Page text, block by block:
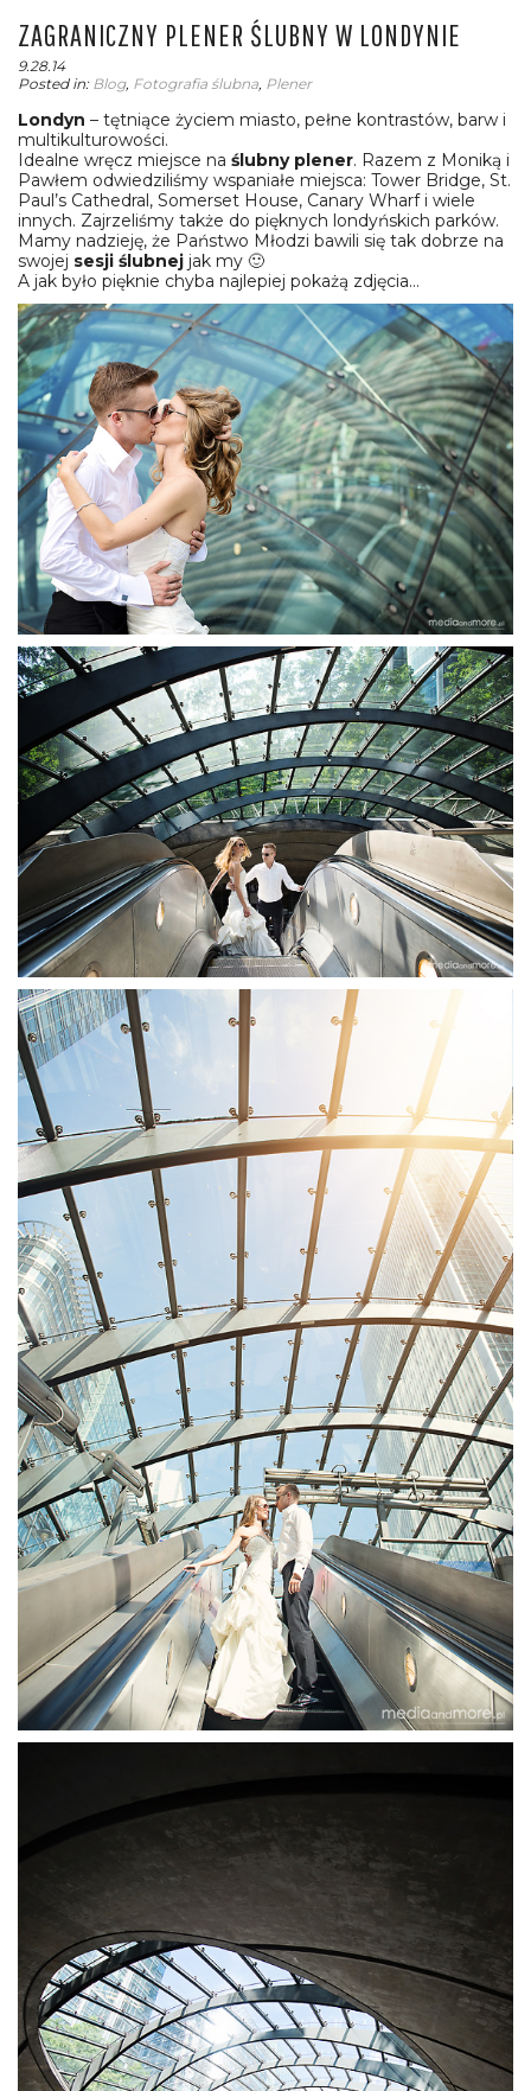
ZAGRANICZNY PLENER ŚLUBNY W LONDYNIE
9.28.14
Posted in: Blog, Fotografia ślubna, Plener
Londyn – tętniące życiem miasto, pełne kontrastów, barw i
multikulturowości.
Idealne wręcz miejsce na ślubny plener. Razem z Moniką i
Pawłem odwiedziliśmy wspaniałe miejsca: Tower Bridge, St.
Paul’s Cathedral, Somerset House, Canary Wharf i wiele
innych. Zajrzeliśmy także do pięknych londyńskich parków.
Mamy nadzieję, że Państwo Młodzi bawili się tak dobrze na
swojej sesji ślubnej jak my 🙂
A jak było pięknie chyba najlepiej pokażą zdjęcia…